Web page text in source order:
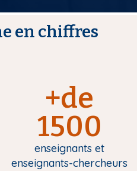
en chiffres
+de
1500
enseignants et
enseignants-chercheurs